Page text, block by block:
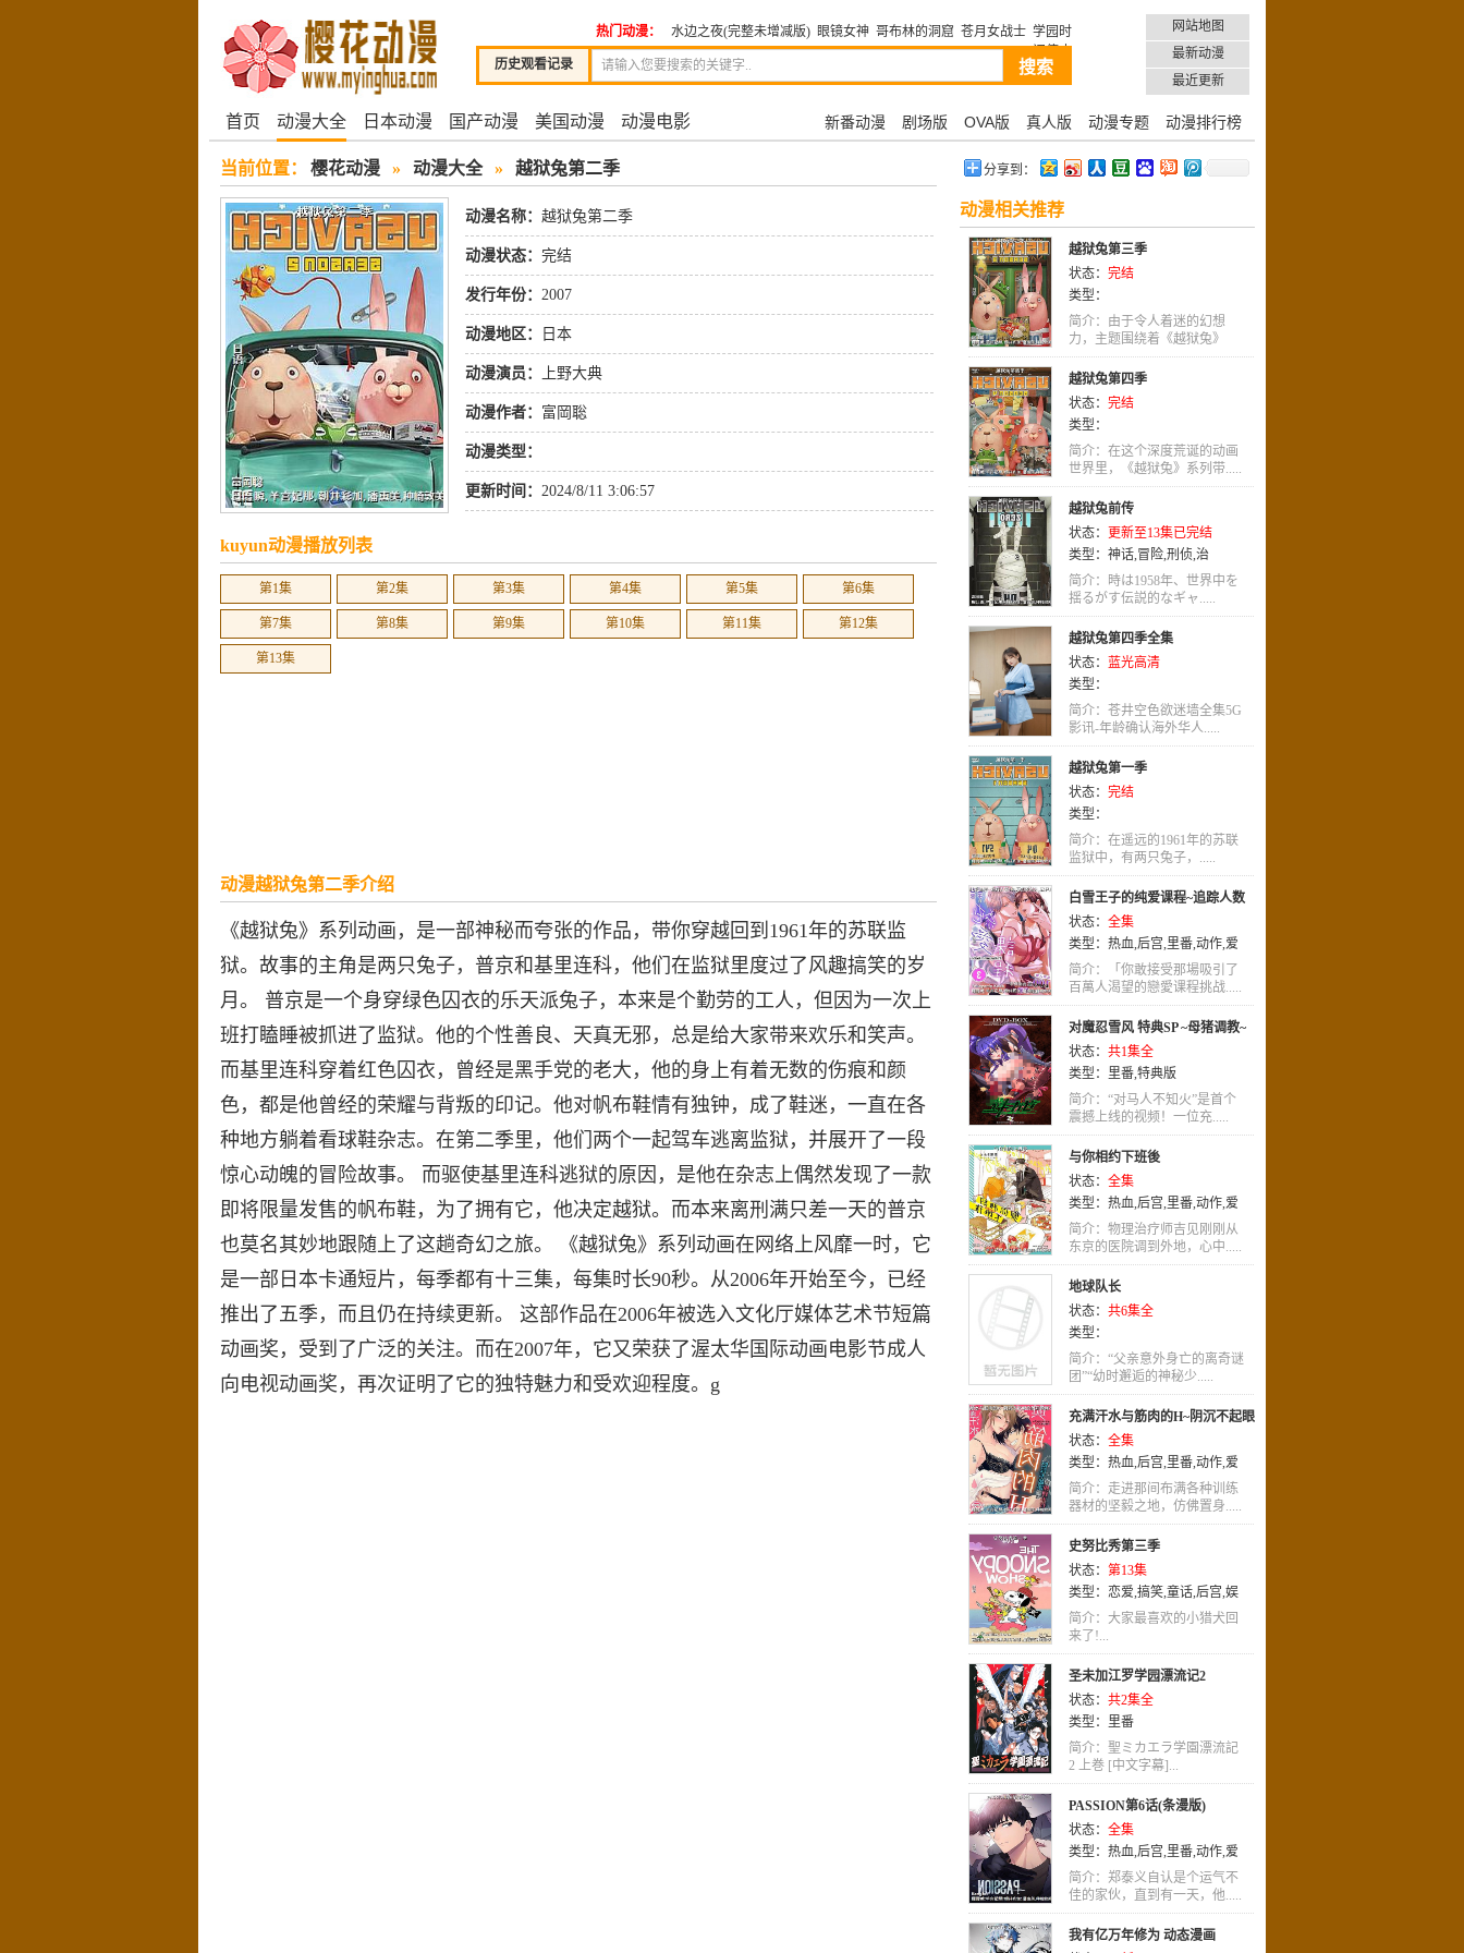
历史观看记录
热门动漫： 水边之夜(完整未增减版) 眼镜女神 哥布林的洞窟 苍月女战士 学园时
网站地图
最新动漫
最近更新
首页 动漫大全 日本动漫 国产动漫 美国动漫 动漫电影 新番动漫 剧场版 OVA版 真人版 动漫专题 动漫排行榜
当前位置： 樱花动漫 » 动漫大全 » 越狱兔第二季
动漫名称： 越狱兔第二季
动漫状态： 完结
发行年份： 2007
动漫地区： 日本
动漫演员： 上野大典
动漫作者： 富岡聡
动漫类型：
更新时间： 2024/8/11 3:06:57
kuyun动漫播放列表
第1集 第2集 第3集 第4集 第5集 第6集
第7集 第8集 第9集 第10集 第11集 第12集
第13集
动漫越狱兔第二季介绍
《越狱兔》系列动画，是一部神秘而夸张的作品，带你穿越回到1961年的苏联监
狱。故事的主角是两只兔子，普京和基里连科，他们在监狱里度过了风趣搞笑的岁
月。 普京是一个身穿绿色囚衣的乐天派兔子，本来是个勤劳的工人，但因为一次上
班打瞌睡被抓进了监狱。他的个性善良、天真无邪，总是给大家带来欢乐和笑声。
而基里连科穿着红色囚衣，曾经是黑手党的老大，他的身上有着无数的伤痕和颜
色，都是他曾经的荣耀与背叛的印记。他对帆布鞋情有独钟，成了鞋迷，一直在各
种地方躺着看球鞋杂志。在第二季里，他们两个一起驾车逃离监狱，并展开了一段
惊心动魄的冒险故事。 而驱使基里连科逃狱的原因，是他在杂志上偶然发现了一款
即将限量发售的帆布鞋，为了拥有它，他决定越狱。而本来离刑满只差一天的普京
也莫名其妙地跟随上了这趟奇幻之旅。 《越狱兔》系列动画在网络上风靡一时，它
是一部日本卡通短片，每季都有十三集，每集时长90秒。从2006年开始至今，已经
推出了五季，而且仍在持续更新。 这部作品在2006年被选入文化厅媒体艺术节短篇
动画奖，受到了广泛的关注。而在2007年，它又荣获了渥太华国际动画电影节成人
向电视动画奖，再次证明了它的独特魅力和受欢迎程度。g
分享到：
动漫相关推荐
越狱兔第三季
状态： 完结
类型：
简介：由于令人着迷的幻想
力，主题围绕着《越狱兔》
系.....
越狱兔第四季
状态： 完结
类型：
简介：在这个深度荒诞的动画
世界里，《越狱兔》系列带.....
越狱兔前传
状态： 更新至13集已完结
类型： 神话,冒险,刑侦,治
愈,LOLI,运动,战争 悬疑,喜剧
简介：時は1958年、世界中を
揺るがす伝説的なギャ.....
越狱兔第四季全集
状态： 蓝光高清
类型：
简介：苍井空色欲迷墙全集5G
影讯-年龄确认海外华人.....
越狱兔第一季
状态： 完结
类型：
简介：在遥远的1961年的苏联
监狱中，有两只兔子，.....
白雪王子的纯爱课程~追踪人数
100万的模特儿,就只疼爱我一人~
状态： 全集
类型： 热血,后宫,里番,动作,爱
情
简介：「你敢接受那場吸引了
百萬人渴望的戀愛课程挑战.....
对魔忍雪风 特典SP ~母猪调教~
不知火
状态： 共1集全
类型： 里番,特典版
简介：“对马人不知火”是首个
震撼上线的视频！一位充.....
与你相约下班後
状态： 全集
类型： 热血,后宫,里番,动作,爱
情
简介：物理治疗师吉见刚刚从
东京的医院调到外地，心中.....
地球队长
状态： 共6集全
类型：
简介：“父亲意外身亡的离奇谜
团”“幼时邂逅的神秘少.....
充满汗水与筋肉的H~阴沉不起眼
的他却棒到不行!
状态： 全集
类型： 热血,后宫,里番,动作,爱
情
简介：走进那间布满各种训练
器材的坚毅之地，仿佛置身.....
史努比秀第三季
状态： 第13集
类型： 恋爱,搞笑,童话,后宫,娱
乐,冒险,英语,动作,动画,喜剧
简介：大家最喜欢的小猎犬回
来了!...
圣未加江罗学园漂流记2
状态： 共2集全
类型： 里番
简介：聖ミカエラ学園漂流記
2 上巻 [中文字幕]...
PASSION第6话(条漫版)
状态： 全集
类型： 热血,后宫,里番,动作,爱
情
简介：郑泰义自认是个运气不
佳的家伙，直到有一天，他.....
我有亿万年修为 动态漫画